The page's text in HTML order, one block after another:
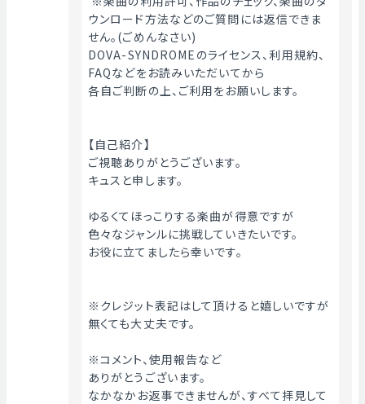
ウンロード方法などのご質問には返信できま
せん。(ごめんなさい)
DOVA-SYNDROMEのライセンス、利用規約、
FAQなどをお読みいただいてから
各自ご判断の上、ご利用をお願いします。
【自己紹介】
ご視聴ありがとうございます。
キュスと申します。
ゆるくてほっこりする楽曲が得意ですが
色々なジャンルに挑戦していきたいです。
お役に立てましたら幸いです。
※クレジット表記はして頂けると嬉しいですが
無くても大丈夫です。
※コメント、使用報告など
ありがとうございます。
なかなかお返事できませんが、すべて拝見して